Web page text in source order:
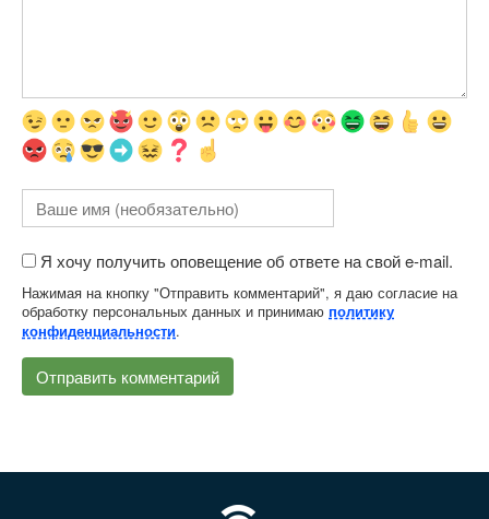
Я хочу получить оповещение об ответе на свой e-mail.
Нажимая на кнопку "Отправить комментарий", я даю согласие на
обработку персональных данных и принимаю политику
конфиденциальности.